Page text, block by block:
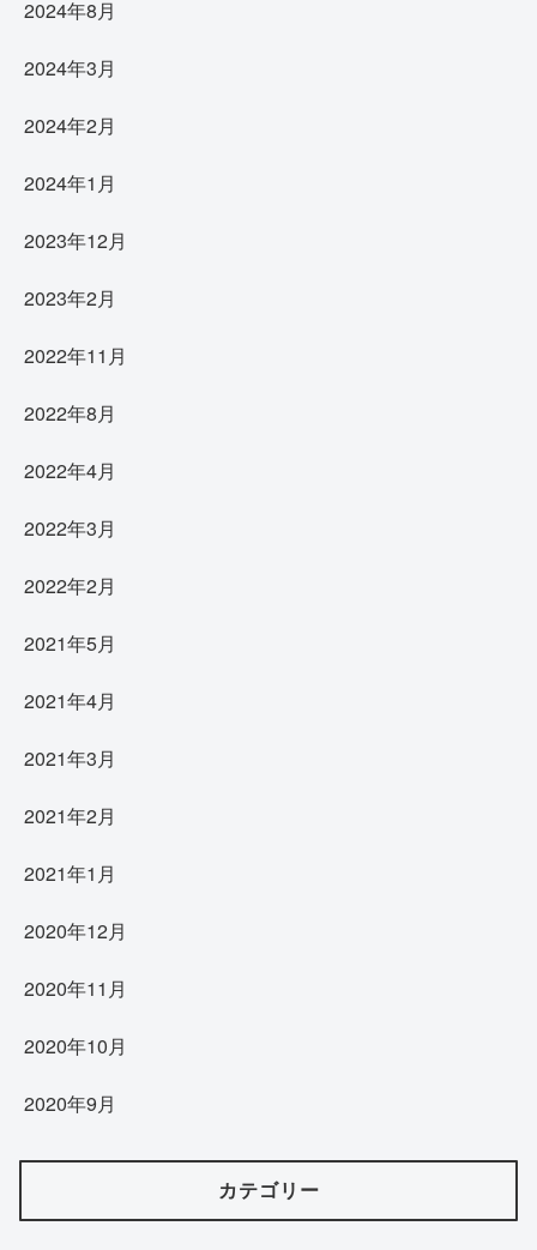
2024年8月
2024年3月
2024年2月
2024年1月
2023年12月
2023年2月
2022年11月
2022年8月
2022年4月
2022年3月
2022年2月
2021年5月
2021年4月
2021年3月
2021年2月
2021年1月
2020年12月
2020年11月
2020年10月
2020年9月
カテゴリー